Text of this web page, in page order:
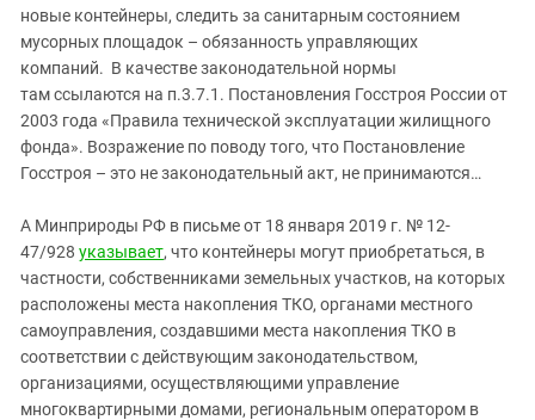
новые контейнеры, следить за санитарным состоянием
мусорных площадок – обязанность управляющих
компаний. В качестве законодательной нормы
там ссылаются на п.3.7.1. Постановления Госстроя России от
2003 года «Правила технической эксплуатации жилищного
фонда». Возражение по поводу того, что Постановление
Госстроя – это не законодательный акт, не принимаются…
А Минприроды РФ в письме от 18 января 2019 г. № 12-
47/928 указывает, что контейнеры могут приобретаться, в
частности, собственниками земельных участков, на которых
расположены места накопления ТКО, органами местного
самоуправления, создавшими места накопления ТКО в
соответствии с действующим законодательством,
организациями, осуществляющими управление
многоквартирными домами, региональным оператором в